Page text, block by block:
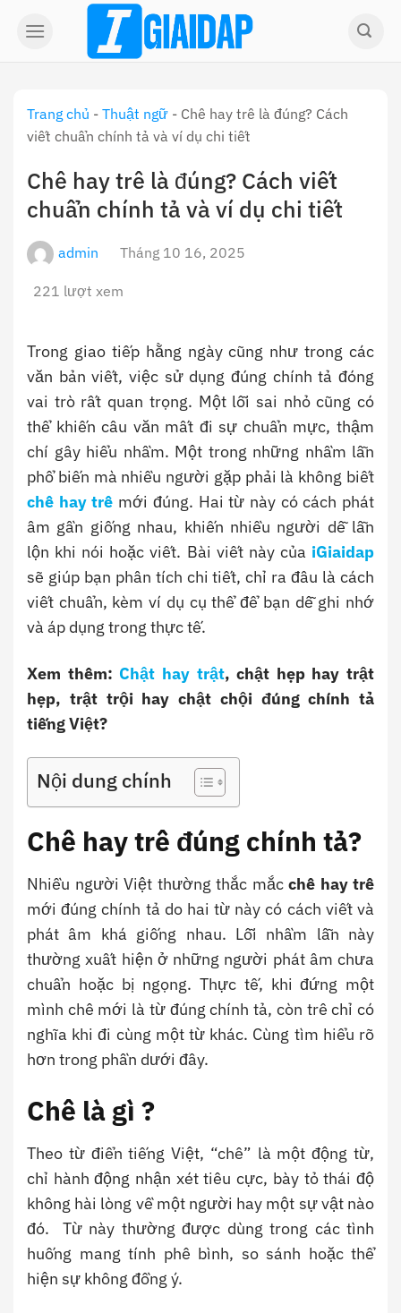
Trang chủ - Thuật ngữ - Chê hay trê là đúng? Cách
viết chuẩn chính tả và ví dụ chi tiết
Chê hay trê là đúng? Cách viết
chuẩn chính tả và ví dụ chi tiết
admin Tháng 10 16, 2025
221 lượt xem
Trong giao tiếp hằng ngày cũng như trong các
văn bản viết, việc sử dụng đúng chính tả đóng
vai trò rất quan trọng. Một lỗi sai nhỏ cũng có
thể khiến câu văn mất đi sự chuẩn mực, thậm
chí gây hiểu nhầm. Một trong những nhầm lẫn
phổ biến mà nhiều người gặp phải là không biết
chê hay trê mới đúng. Hai từ này có cách phát
âm gần giống nhau, khiến nhiều người dễ lẫn
lộn khi nói hoặc viết. Bài viết này của iGiaidap
sẽ giúp bạn phân tích chi tiết, chỉ ra đâu là cách
viết chuẩn, kèm ví dụ cụ thể để bạn dễ ghi nhớ
và áp dụng trong thực tế.
Xem thêm: Chật hay trật, chật hẹp hay trật
hẹp, trật trội hay chật chội đúng chính tả
tiếng Việt?
Nội dung chính
Chê hay trê đúng chính tả?
Nhiều người Việt thường thắc mắc chê hay trê
mới đúng chính tả do hai từ này có cách viết và
phát âm khá giống nhau. Lỗi nhầm lẫn này
thường xuất hiện ở những người phát âm chưa
chuẩn hoặc bị ngọng. Thực tế, khi đứng một
mình chê mới là từ đúng chính tả, còn trê chỉ có
nghĩa khi đi cùng một từ khác. Cùng tìm hiểu rõ
hơn trong phần dưới đây.
Chê là gì ?
Theo từ điển tiếng Việt, “chê” là một động từ,
chỉ hành động nhận xét tiêu cực, bày tỏ thái độ
không hài lòng về một người hay một sự vật nào
đó. Từ này thường được dùng trong các tình
huống mang tính phê bình, so sánh hoặc thể
hiện sự không đồng ý.